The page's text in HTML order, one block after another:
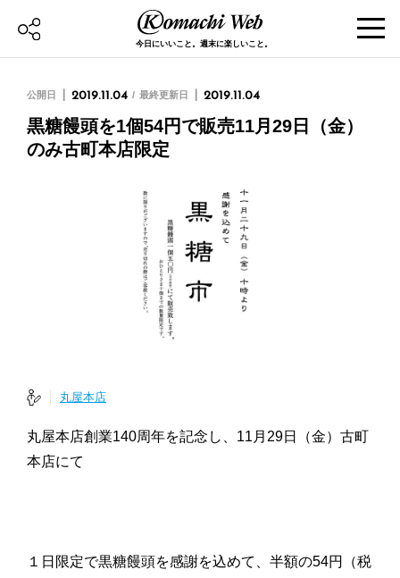
今日にいいこと。週末に楽しいこと。
公開日 2019.11.04 最終更新日 2019.11.04
黒糖饅頭を1個54円で販売11月29日（金）
のみ古町本店限定
丸屋本店
丸屋本店創業140周年を記念し、11月29日（金）古町
本店にて
１日限定で黒糖饅頭を感謝を込めて、半額の54円（税